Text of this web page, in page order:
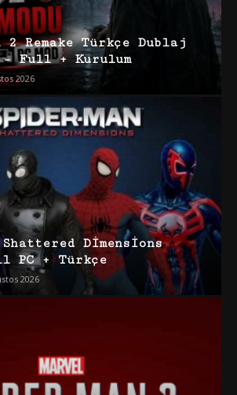
Remake Türkçe Dublaj
Full + Kurulum
2026
Dimensions
PC + Türkçe
2026